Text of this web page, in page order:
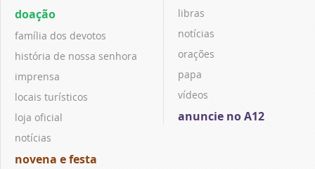
doação
família dos devotos
história de nossa senhora
imprensa
locais turísticos
loja oficial
notícias
novena e festa
libras
notícias
orações
papa
vídeos
anuncie no A12